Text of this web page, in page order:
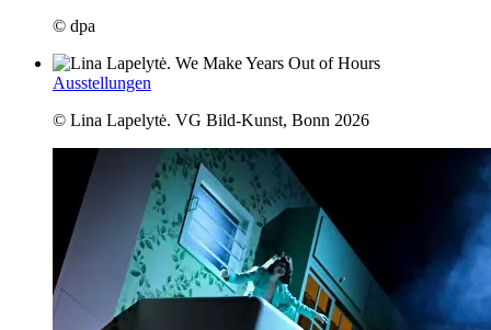
© dpa
Ausstellungen
© Lina Lapelytė. VG Bild-Kunst, Bonn 2026